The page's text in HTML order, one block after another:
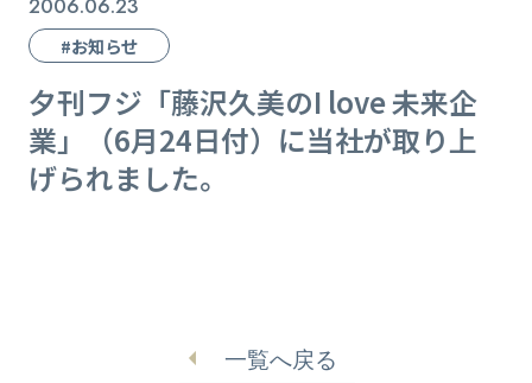
#お知らせ
夕刊フジ「藤沢久美のI love 未来企
業」（6月24日付）に当社が取り上
げられました。
一覧へ戻る